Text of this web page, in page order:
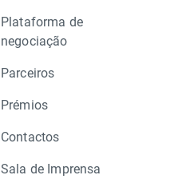
Plataforma de
negociação
Parceiros
Prémios
Contactos
Sala de Imprensa